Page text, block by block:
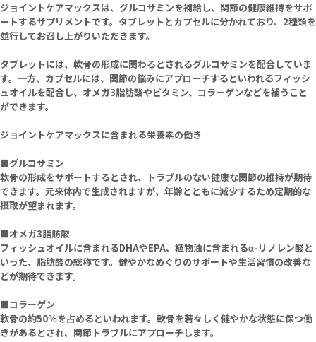
ジョイントケアマックスは、グルコサミンを補給し、関節の健康維持をサポ
ートするサプリメントです。タブレットとカプセルに分かれており、2種類を
並行してお召し上がりいただきます。
タブレットには、軟骨の形成に関わるとされるグルコサミンを配合していま
す。一方、カプセルには、関節の悩みにアプローチするといわれるフィッシ
ュオイルを配合し、オメガ3脂肪酸やビタミン、コラーゲンなどを補うこと
ができます。
ジョイントケアマックスに含まれる栄養素の働き
■グルコサミン
軟骨の形成をサポートするとされ、トラブルのない健康な関節の維持が期待
できます。元来体内で生成されますが、年齢とともに減少するため定期的な
摂取が望まれます。
■オメガ3脂肪酸
フィッシュオイルに含まれるDHAやEPA、植物油に含まれるα-リノレン酸と
いった、脂肪酸の総称です。健やかなめぐりのサポートや生活習慣の改善な
どが期待できます。
■コラーゲン
軟骨の約50％を占めるといわれます。軟骨を若々しく健やかな状態に保つ働
きがあるとされ、関節トラブルにアプローチします。